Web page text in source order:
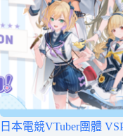
日本電競VTuber團體